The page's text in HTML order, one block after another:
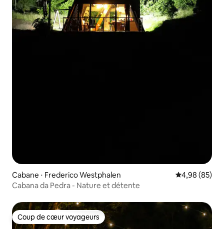
Cabane ⋅ Frederico Westphalen Évaluation
4,98 (85)
Cabana da Pedra - Nature et détente
Coup de cœur voyageurs
Coup de cœur voyageurs